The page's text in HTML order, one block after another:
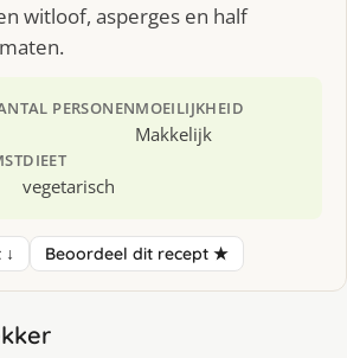
witloof, asperges en half
PERSONENMOEILIJKHEID
Makkelijk
DIEET
vegetarisch
Beoordeel dit recept ★